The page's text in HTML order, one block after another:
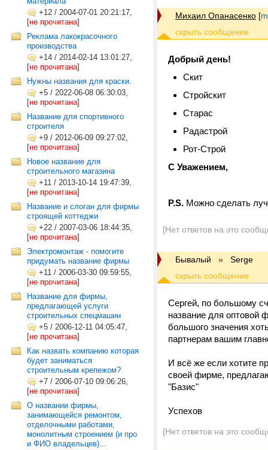
+12 / 2004-07-01 20:21:17,
[не прочитана]
Реклама лакокрасочного
производства
+14 / 2014-02-14 13:01:27,
[не прочитана]
Нужны названия для краски.
+5 / 2022-06-08 06:30:03,
[не прочитана]
Название для спортивного
строителя
+9 / 2012-06-09 09:27:02,
[не прочитана]
Новое название для
строительного магазина
+11 / 2013-10-14 19:47:39,
[не прочитана]
Название и слоган для фирмы
строящей коттеджи
+22 / 2007-03-06 18:44:35,
[не прочитана]
Электромонтаж - помогите
придумать название фирмы
+11 / 2006-03-30 09:59:55,
[не прочитана]
Название для фирмы,
предлагающей услуги
строительных спецмашин
+5 / 2006-12-11 04:05:47,
[не прочитана]
Как назвать компанию которая
будет заниматься
строительным крепежом?
+7 / 2006-07-10 09:06:26,
[не прочитана]
О названии фирмы,
занимающейся ремонтом,
отделочными работами,
монолитным строением (и про
и ФИО владельцев)...
Михаил Опанасенко [
Добрый день!
Скит
Стройскит
Старас
Радастрой
Рот-Строй
C Уважением,
P.S. Можно сделать
[Нет ответов на это
Бывалый » Serge
Сергей, по большому
название для оптовой
большого значения
партнерам вашим
И всё же если хотите
своей фирме,
"Базис"
Успехов
[Нет ответов на это